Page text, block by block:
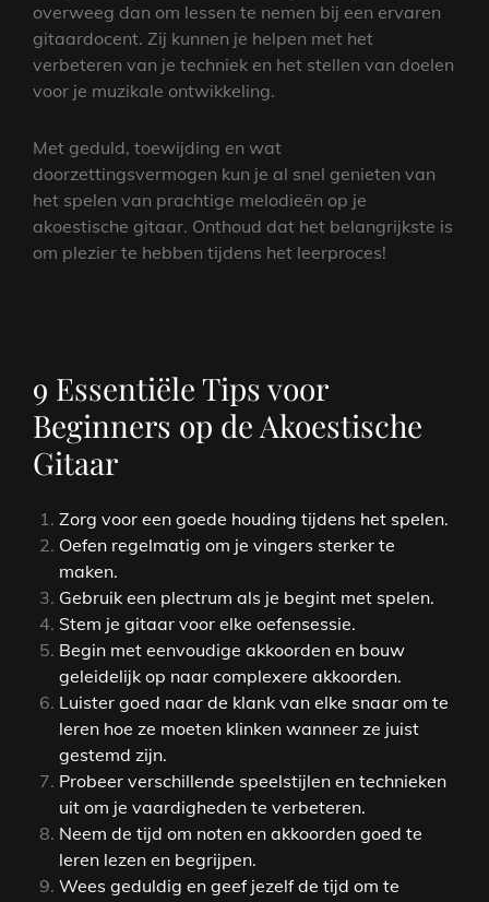
overweeg dan om lessen te nemen bij een ervaren
gitaardocent. Zij kunnen je helpen met het
verbeteren van je techniek en het stellen van doelen
voor je muzikale ontwikkeling.
Met geduld, toewijding en wat
doorzettingsvermogen kun je al snel genieten van
het spelen van prachtige melodieën op je
akoestische gitaar. Onthoud dat het belangrijkste is
om plezier te hebben tijdens het leerproces!
9 Essentiële Tips voor
Beginners op de Akoestische
Gitaar
Zorg voor een goede houding tijdens het spelen.
Oefen regelmatig om je vingers sterker te
maken.
Gebruik een plectrum als je begint met spelen.
Stem je gitaar voor elke oefensessie.
Begin met eenvoudige akkoorden en bouw
geleidelijk op naar complexere akkoorden.
Luister goed naar de klank van elke snaar om te
leren hoe ze moeten klinken wanneer ze juist
gestemd zijn.
Probeer verschillende speelstijlen en technieken
uit om je vaardigheden te verbeteren.
Neem de tijd om noten en akkoorden goed te
leren lezen en begrijpen.
Wees geduldig en geef jezelf de tijd om te